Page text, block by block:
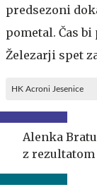
predsezoni
pometal. Čas bi
Železarji spet
HK Acroni Jesenice
Alenka
z